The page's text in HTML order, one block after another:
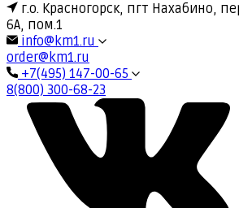
г.о. Красногорск, пгт Нахабино,
6А, пом.1
info@km1.ru
order@km1.ru
+7(495) 147-00-65
8(800) 300-68-23